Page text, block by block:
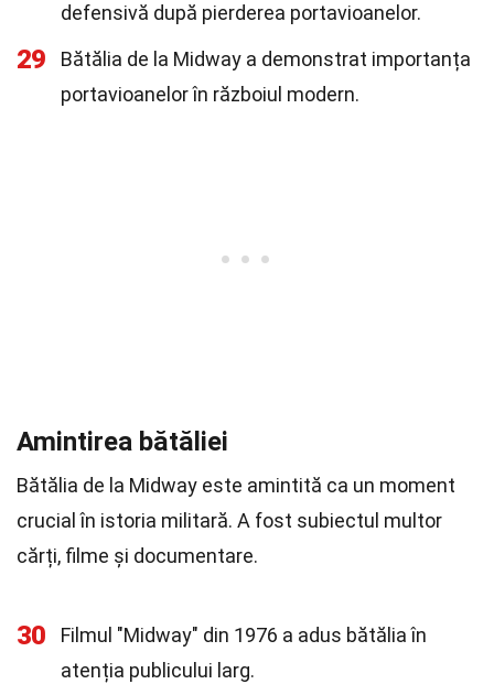
defensivă după pierderea portavioanelor.
29
Bătălia de la Midway a demonstrat importanța
portavioanelor în războiul modern.
Amintirea bătăliei
Bătălia de la Midway este amintită ca un moment
crucial în istoria militară. A fost subiectul multor
cărți, filme și documentare.
30
Filmul "Midway" din 1976 a adus bătălia în
atenția publicului larg.